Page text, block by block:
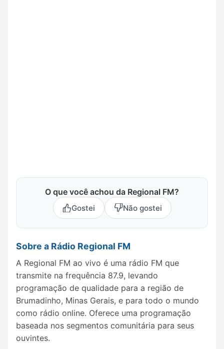
O que você achou da Regional FM?
Gostei Não gostei
Sobre a Rádio Regional FM
A Regional FM ao vivo é uma rádio FM que
transmite na frequência 87.9, levando
programação de qualidade para a região de
Brumadinho, Minas Gerais, e para todo o mundo
como rádio online. Oferece uma programação
baseada nos segmentos comunitária para seus
ouvintes.